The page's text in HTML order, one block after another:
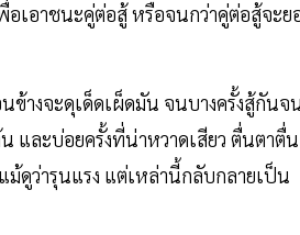
อเอาชนะคู่ต่อสู้ หรือจนกว่าคู่ต่อสู้จะย
างจะดุเด็ดเผ็ดมัน จนบางครั้งสู้กันจ
และบ่อยครั้งที่น่าหวาดเสียว ตื่นตาตื่น
ม้ดูว่ารุนแรง แต่เหล่านี้กลับกลายเป็น